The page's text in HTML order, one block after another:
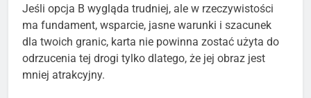
Jeśli opcja B wygląda trudniej, ale w rzeczywistości
ma fundament, wsparcie, jasne warunki i szacunek
dla twoich granic, karta nie powinna zostać użyta do
odrzucenia tej drogi tylko dlatego, że jej obraz jest
mniej atrakcyjny.